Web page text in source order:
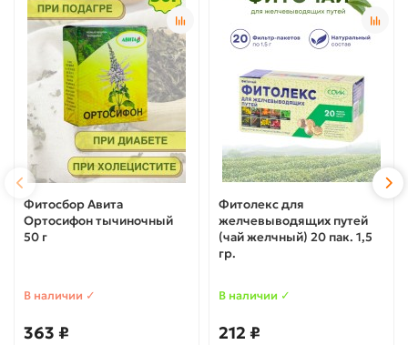
Фитосбор Авита
Ортосифон тычиночный
50 г
В наличии ✓
363 ₽
Фитолекс для
желчевыводящих путей
(чай желчный) 20 пак. 1,5
гр.
В наличии ✓
212 ₽